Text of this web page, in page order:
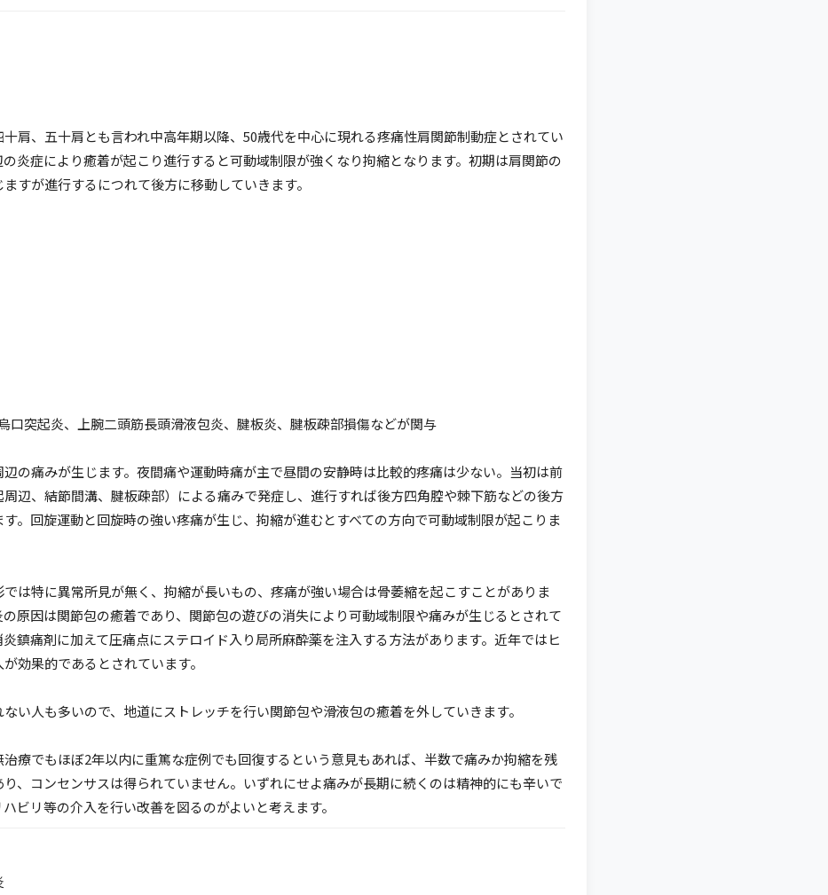
肩、五十肩とも言われ中高年期以降、50歳代を中心に現れる疼痛性肩関節制動症とされてい
の炎症により癒着が起こり進行すると可動域制限が強くなり拘縮となります。初期は肩関節の
すが進行するにつれて後方に移動していきます。
突起炎、上腕二頭筋長頭滑液包炎、腱板炎、腱板疎部損傷などが関与
の痛みが生じます。夜間痛や運動時痛が主で昼間の安静時は比較的疼痛は少ない。当初は前
辺、結節間溝、腱板疎部）による痛みで発症し、進行すれば後方四角腔や棘下筋などの後方
。回旋運動と回旋時の強い疼痛が生じ、拘縮が進むとすべての方向で可動域制限が起こりま
は特に異常所見が無く、拘縮が長いもの、疼痛が強い場合は骨萎縮を起こすことがありま
の原因は関節包の癒着であり、関節包の遊びの消失により可動域制限や痛みが生じるとされて
鎮痛剤に加えて圧痛点にステロイド入り局所麻酔薬を注入する方法があります。近年ではヒ
効果的であるとされています。
い人も多いので、地道にストレッチを行い関節包や滑液包の癒着を外していきます。
療でもほぼ2年以内に重篤な症例でも回復するという意見もあれば、半数で痛みか拘縮を残
り、コンセンサスは得られていません。いずれにせよ痛みが長期に続くのは精神的にも辛いで
ビリ等の介入を行い改善を図るのがよいと考えます。